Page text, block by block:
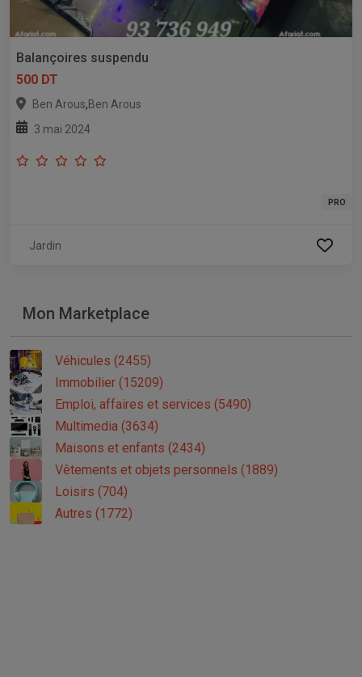
Balançoires suspendu
500 DT
Ben Arous,Ben Arous
3 mai 2024
PRO
Jardin
Mon Marketplace
Véhicules (2455)
Immobilier (15209)
Emploi, affaires et services (5490)
Multimedia (3634)
Maisons et enfants (2434)
Vêtements et objets personnels (1889)
Loisirs (704)
Autres (1772)